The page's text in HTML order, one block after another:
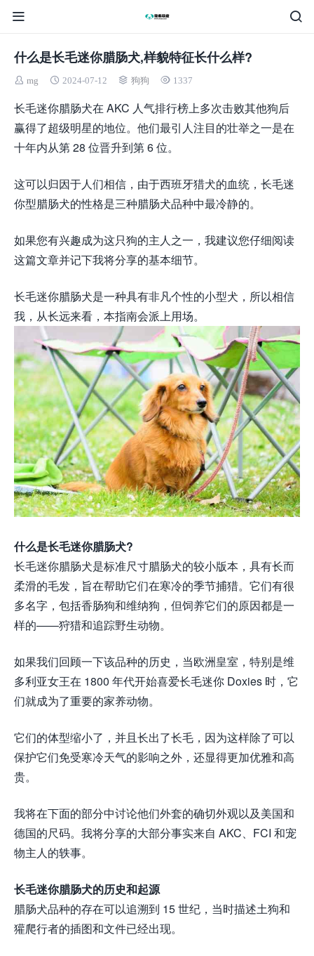
什么是长毛迷你腊肠犬,样貌特征长什么样?
mg 2024-07-12 狗狗 1337
长毛迷你腊肠犬在 AKC 人气排行榜上多次击败其他狗后
赢得了超级明星的地位。他们最引人注目的壮举之一是在
十年内从第 28 位晋升到第 6 位。
这可以归因于人们相信，由于西班牙猎犬的血统，长毛迷
你型腊肠犬的性格是三种腊肠犬品种中最冷静的。
如果您有兴趣成为这只狗的主人之一，我建议您仔细阅读
这篇文章并记下我将分享的基本细节。
长毛迷你腊肠犬是一种具有非凡个性的小型犬，所以相信
我，从长远来看，本指南会派上用场。
什么是长毛迷你腊肠犬?
长毛迷你腊肠犬是标准尺寸腊肠犬的较小版本，具有长而
柔滑的毛发，旨在帮助它们在寒冷的季节捕猎。它们有很
多名字，包括香肠狗和维纳狗，但饲养它们的原因都是一
样的——狩猎和追踪野生动物。
如果我们回顾一下该品种的历史，当欧洲皇室，特别是维
多利亚女王在 1800 年代开始喜爱长毛迷你 Doxies 时，它
们就成为了重要的家养动物。
它们的体型缩小了，并且长出了长毛，因为这样除了可以
保护它们免受寒冷天气的影响之外，还显得更加优雅和高
贵。
我将在下面的部分中讨论他们外套的确切外观以及美国和
德国的尺码。我将分享的大部分事实来自 AKC、FCI 和宠
物主人的轶事。
长毛迷你腊肠犬的历史和起源
腊肠犬品种的存在可以追溯到 15 世纪，当时描述土狗和
獾爬行者的插图和文件已经出现。